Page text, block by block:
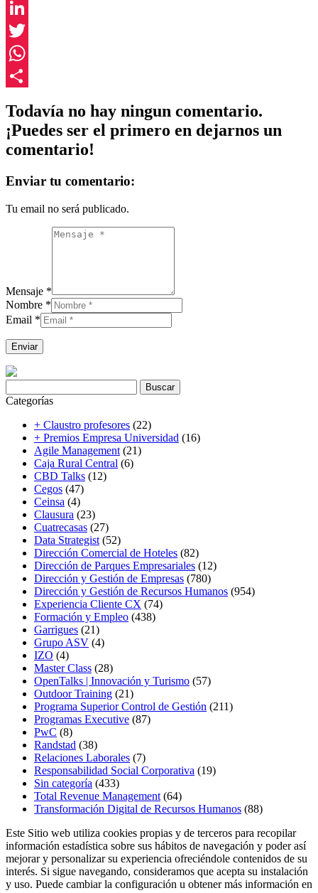
Facebook
LinkedIn
Twitter
WhatsApp
Todavía no hay ningun comentario.
¡Puedes ser el primero en dejarnos un
comentario!
Enviar tu comentario:
Tu email no será publicado.
Mensaje *
Nombre *
Email *
Categorías
+ Claustro profesores (22)
+ Premios Empresa Universidad (16)
Agile Management (21)
Caja Rural Central (6)
CBD Talks (12)
Cegos (47)
Ceinsa (4)
Clausura (23)
Cuatrecasas (27)
Data Strategist (52)
Dirección Comercial de Hoteles (82)
Dirección de Parques Empresariales (12)
Dirección y Gestión de Empresas (780)
Dirección y Gestión de Recursos Humanos (954)
Experiencia Cliente CX (74)
Formación y Empleo (438)
Garrigues (21)
Grupo ASV (4)
IZO (4)
Master Class (28)
OpenTalks | Innovación y Turismo (57)
Outdoor Training (21)
Programa Superior Control de Gestión (211)
Programas Executive (87)
PwC (8)
Randstad (38)
Relaciones Laborales (7)
Responsabilidad Social Corporativa (19)
Sin categoría (433)
Total Revenue Management (64)
Transformación Digital de Recursos Humanos (88)
Este Sitio web utiliza cookies propias y de terceros para recopilar
información estadística sobre sus hábitos de navegación y poder así
mejorar y personalizar su experiencia ofreciéndole contenidos de su
interés. Si sigue navegando, consideramos que acepta su instalación
y uso. Puede cambiar la configuración u obtener más información en